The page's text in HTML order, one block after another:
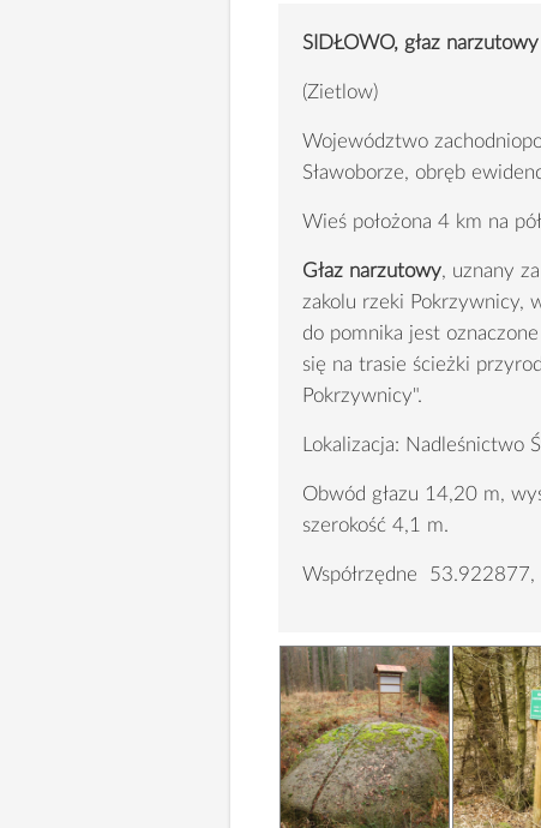
SIDŁOWO, głaz narzutowy
(Zietlow)
Województwo
Sławoborze, obręb
Wieś położona 4 km na
Głaz narzutowy, uznany
zakolu rzeki Pokrzywnicy,
do pomnika jest
się na trasie ścieżki
Pokrzywnicy".
Lokalizacja: Nadleśnictwo
Obwód głazu 14,20 m,
szerokość 4,1 m.
Współrzędne